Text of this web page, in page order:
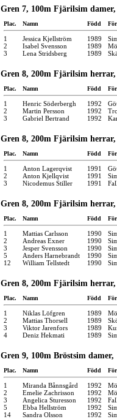
Gren 7, 100m Fjärilsim
Plac. Namn Född
1 Jessica Kjellström 1989
2
Isabel Svensson 1989
3
Lena Stridsberg 1989
Gren 8, 200m Fjärilsim herrar,
Plac. Namn Född
1 Henric Söderbergh 1992
2
Martin Persson 1992
3
Gabriel Bertrand 1992
Gren 8, 200m Fjärilsim
Plac. Namn Född
1 Anton Lagerqvist 1991
2
Anton Kjellqvist 1991
3
Nicodemus Stiller 1991
Gren 8, 200m Fjärilsim
Plac. Namn Född
1 Mattias Carlsson 1990
2
Andreas Exner 1990
3
Jesper Svensson 1990
5
Anders Harnebrandt 1990
12
William Tellstedt 1990
Gren 8, 200m Fjärilsim
Plac. Namn Född
1 Niklas Löfgren 1989
2
Mattias Thorsell 1989
3
Viktor Jarenfors 1989
4
Deniz Hekmati 1989
Gren 9, 100m Bröstsim damer,
Plac. Namn Född
1 Miranda Bånnsgård 1992
2
Emelie Zachrisson 1992
3
Angelica Sturesson 1992
5
Ebba Hellström 1992
14
Sandra Olsson 1992